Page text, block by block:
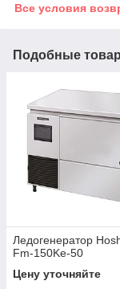
Все условия
Подобные
Ледогенератор
Fm-150Ke-50
Цену уточняйте